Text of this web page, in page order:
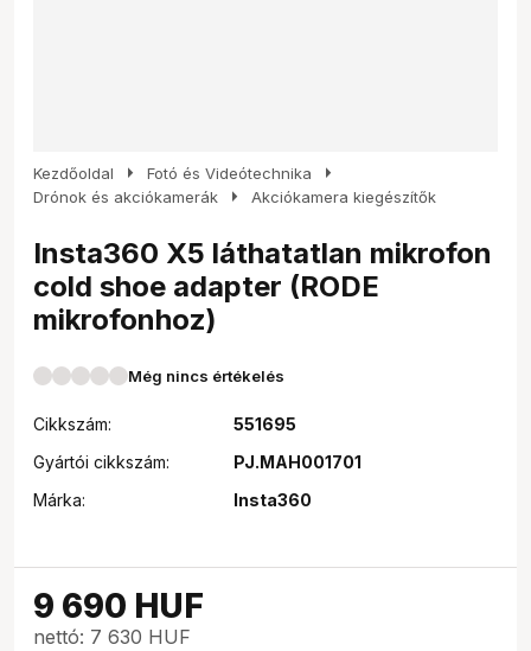
Kezdőoldal arrow_right Fotó és Videótechnika arrow_right
Drónok és akciókamerák arrow_right Akciókamera kiegészítők
Insta360 X5 láthatatlan mikrofon
cold shoe adapter (RODE
mikrofonhoz)
Még nincs értékelés
Cikkszám:
551695
Gyártói cikkszám:
PJ.MAH001701
Márka:
Insta360
9 690 HUF
nettó: 7 630 HUF